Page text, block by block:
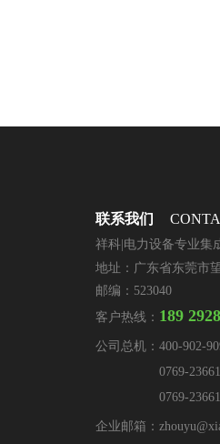
联系我们
祥科|电力设备专业集
地址：广东省东莞市
邮编：523040
客户热线： 189
公司总机： 400-902-
0769-
0769-
企业邮箱：